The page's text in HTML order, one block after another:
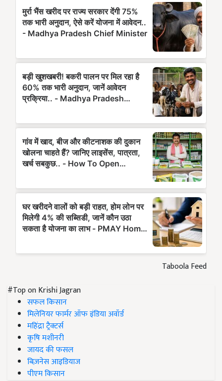
Taboola Feed
#Top on Krishi Jagran
सफल किसान
मिलेनियर फार्मर ऑफ इंडिया अवॉर्ड
महिंद्रा ट्रैक्टर्स
कृषि मशीनरी
जायद की फसल
बिज़नेस आइडियाज
पीएम किसान